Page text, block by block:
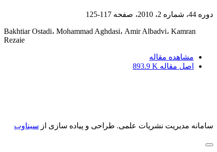
دوره 44، شماره 2، 2010، صفحه 117-125
Bakhtiar Ostadi، Mohammad Aghdasi، Amir Albadvi، Kamran
Rezaie
مشاهده مقاله
اصل مقاله 893.9 K
سامانه مدیریت نشریات علمی. طراحی و پیاده سازی از سیناوب